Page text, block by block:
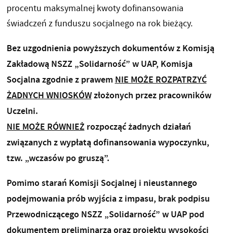
procentu maksymalnej kwoty dofinansowania
świadczeń z funduszu socjalnego na rok bieżący.
Bez uzgodnienia powyższych dokumentów z Komisją
Zakładową NSZZ „Solidarność” w UAP, Komisja
Socjalna zgodnie z prawem NIE MOŻE ROZPATRZYĆ
ŻADNYCH WNIOSKÓWzłożonych przez pracowników
Uczelni.
NIE MOŻE RÓWNIEŻ rozpocząć żadnych działań
związanych z wypłatą dofinansowania wypoczynku,
tzw. „wczasów po gruszą”.
Pomimo starań Komisji Socjalnej i nieustannego
podejmowania prób wyjścia z impasu, brak podpisu
Przewodniczącego NSZZ „Solidarność” w UAP pod
dokumentem preliminarza oraz projektu wysokości